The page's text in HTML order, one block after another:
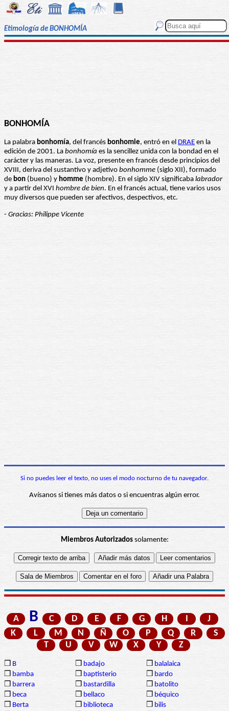
Etimología de BONHOMÍA
BONHOMÍA
La palabra bonhomía, del francés bonhomie, entró en el DRAE en la
edición de 2001. La bonhomía es la sencillez unida con la bondad en el
carácter y las maneras. La voz, presente en francés desde principios del
XVIII, deriva del sustantivo y adjetivo bonhomme (siglo XII), formado
de bon (bueno) y homme (hombre). En el siglo XIV significaba labrador
y a partir del XVI hombre de bien. En el francés actual, tiene varios usos
muy diversos que pueden ser afectivos, despectivos, etc.
- Gracias: Philippe Vicente
Si no puedes leer el texto, no uses el modo nocturno de tu navegador.
Avísanos si tienes más datos o si encuentras algún error.
Miembros Autorizadossolamente:
A B C D E F G H I
J
K
L M N Ñ O P Q R
S
T
U V W X Y Z
❒ B ❒ badajo ❒ balalaica
❒ bamba ❒ baptisterio ❒ bardo
❒ barrera ❒ bastardilla ❒ batolito
❒ beca ❒ bellaco ❒ béquico
❒ Berta ❒ biblioteca ❒ bilis